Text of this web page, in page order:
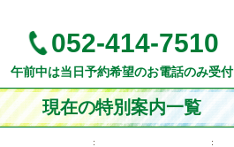
052-414-7510
午前中は当日予約希望のお電話のみ受付
現在の特別案内一覧